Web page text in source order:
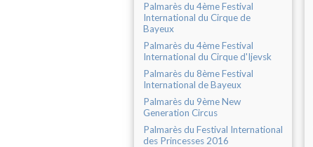
Palmarès du 4ème Festival
International du Cirque de
Bayeux
Palmarès du 4ème Festival
International du Cirque d'Ijevsk
Palmarès du 8ème Festival
International de Bayeux
Palmarès du 9ème New
Generation Circus
Palmarès du Festival International
des Princesses 2016